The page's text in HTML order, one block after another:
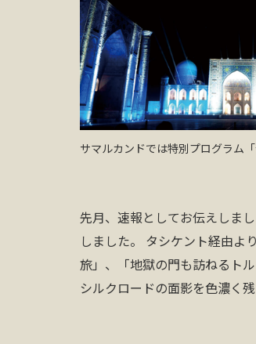
サマルカンドでは特別プログラム
先月、速報としてお伝えしま
しました。 タシケント経由よ
旅」、「地獄の門も訪ねるト
シルクロードの面影を色濃く